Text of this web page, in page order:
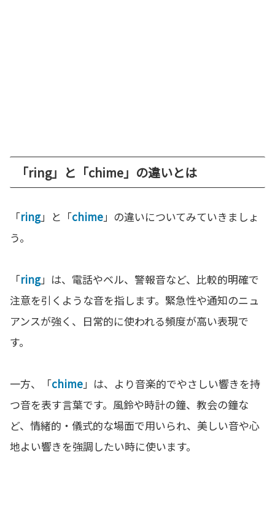
「ring」と「chime」の違いとは
「ring」と「chime」の違いについてみていきましょ
う。
「ring」は、電話やベル、警報音など、比較的明確で
注意を引くような音を指します。緊急性や通知のニュ
アンスが強く、日常的に使われる頻度が高い表現で
す。
一方、「chime」は、より音楽的でやさしい響きを持
つ音を表す言葉です。風鈴や時計の鐘、教会の鐘な
ど、情緒的・儀式的な場面で用いられ、美しい音や心
地よい響きを強調したい時に使います。